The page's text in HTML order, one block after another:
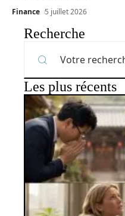
Finance 5 juillet 2026
Recherche
Les plus récents